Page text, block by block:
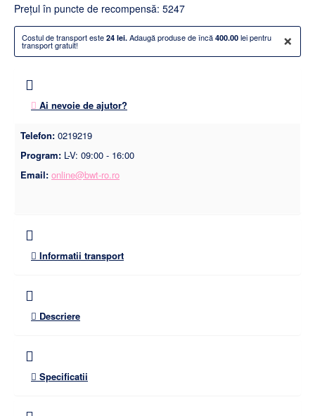
Preţul în puncte de recompensă: 5247
×
Costul de transport este 24 lei. Adaugă produse de încă 400.00 lei pentru
transport gratuit!
Ai nevoie de ajutor?
Telefon: 0219219
Program: L-V: 09:00 - 16:00
Email: online@bwt-ro.ro
Informatii transport
Descriere
Specificatii